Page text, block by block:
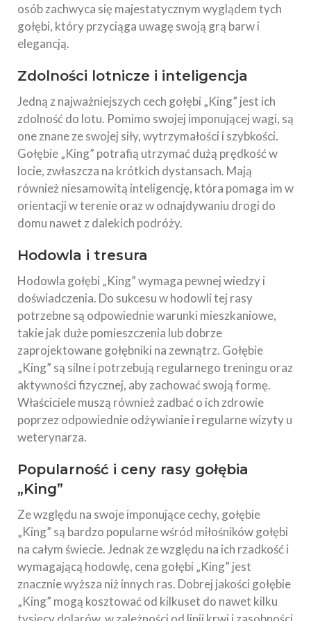
osób zachwyca się majestatycznym wyglądem tych
gołębi, który przyciąga uwagę swoją grą barw i
elegancją.
Zdolności lotnicze i inteligencja
Jedną z najważniejszych cech gołębi „King” jest ich
zdolność do lotu. Pomimo swojej imponującej wagi, są
one znane ze swojej siły, wytrzymałości i szybkości.
Gołębie „King” potrafią utrzymać dużą prędkość w
locie, zwłaszcza na krótkich dystansach. Mają
również niesamowitą inteligencję, która pomaga im w
orientacji w terenie oraz w odnajdywaniu drogi do
domu nawet z dalekich podróży.
Hodowla i tresura
Hodowla gołębi „King” wymaga pewnej wiedzy i
doświadczenia. Do sukcesu w hodowli tej rasy
potrzebne są odpowiednie warunki mieszkaniowe,
takie jak duże pomieszczenia lub dobrze
zaprojektowane gołębniki na zewnątrz. Gołębie
„King” są silne i potrzebują regularnego treningu oraz
aktywności fizycznej, aby zachować swoją formę.
Właściciele muszą również zadbać o ich zdrowie
poprzez odpowiednie odżywianie i regularne wizyty u
weterynarza.
Popularność i ceny rasy gołębia
„King”
Ze względu na swoje imponujące cechy, gołębie
„King” są bardzo popularne wśród miłośników gołębi
na całym świecie. Jednak ze względu na ich rzadkość i
wymagającą hodowlę, cena gołębi „King” jest
znacznie wyższa niż innych ras. Dobrej jakości gołębie
„King” mogą kosztować od kilkuset do nawet kilku